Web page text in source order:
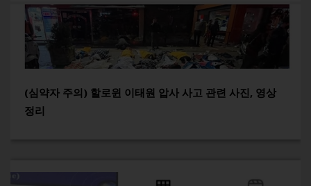
(심약자 주의) 할로윈 이태원 압사 사고 관련 사진, 영상
정리